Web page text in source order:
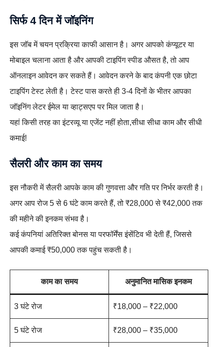
सिर्फ 4 दिन में जॉइनिंग
इस जॉब में चयन प्रक्रिया काफी आसान है। अगर आपको कंप्यूटर या
मोबाइल चलाना आता है और आपकी टाइपिंग स्पीड औसत है, तो आप
ऑनलाइन आवेदन कर सकते हैं। आवेदन करने के बाद कंपनी एक छोटा
टाइपिंग टेस्ट लेती है। टेस्ट पास करते ही 3-4 दिनों के भीतर आपका
जॉइनिंग लेटर ईमेल या व्हाट्सएप पर मिल जाता है।
यहां किसी तरह का इंटरव्यू या एजेंट नहीं होता,सीधा सीधा काम और सीधी
कमाई!
सैलरी और काम का समय
इस नौकरी में सैलरी आपके काम की गुणवत्ता और गति पर निर्भर करती है।
अगर आप रोज 5 से 6 घंटे काम करते हैं, तो ₹28,000 से ₹42,000 तक
की महीने की इनकम संभव है।
कई कंपनियां अतिरिक्त बोनस या परफॉर्मेंस इंसेंटिव भी देती हैं, जिससे
आपकी कमाई ₹50,000 तक पहुंच सकती है।
काम का समय अनुमानित मासिक इनकम
3 घंटे रोज ₹18,000 – ₹22,000
5 घंटे रोज ₹28,000 – ₹35,000